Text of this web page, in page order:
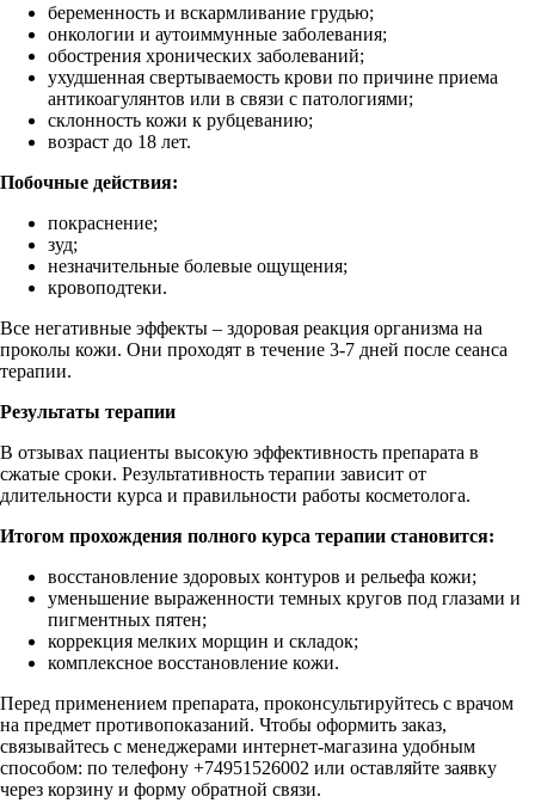
беременность и вскармливание грудью;
онкологии и аутоиммунные заболевания;
обострения хронических заболеваний;
ухудшенная свертываемость крови по причине приема
антикоагулянтов или в связи с патологиями;
склонность кожи к рубцеванию;
возраст до 18 лет.
Побочные действия:
покраснение;
зуд;
незначительные болевые ощущения;
кровоподтеки.
Все негативные эффекты – здоровая реакция организма на
проколы кожи. Они проходят в течение 3-7 дней после сеанса
терапии.
Результаты терапии
В отзывах пациенты высокую эффективность препарата в
сжатые сроки. Результативность терапии зависит от
длительности курса и правильности работы косметолога.
Итогом прохождения полного курса терапии становится:
восстановление здоровых контуров и рельефа кожи;
уменьшение выраженности темных кругов под глазами и
пигментных пятен;
коррекция мелких морщин и складок;
комплексное восстановление кожи.
Перед применением препарата, проконсультируйтесь с врачом
на предмет противопоказаний. Чтобы оформить заказ,
связывайтесь с менеджерами интернет-магазина удобным
способом: по телефону +74951526002 или оставляйте заявку
через корзину и форму обратной связи.